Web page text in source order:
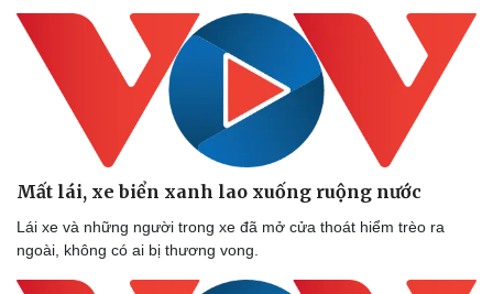
Mất lái, xe biển xanh lao xuống ruộng nước
Lái xe và những người trong xe đã mở cửa thoát hiểm trèo ra
ngoài, không có ai bị thương vong.